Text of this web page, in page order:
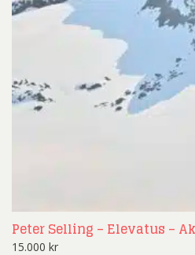
Peter Selling – Elevatus –
15.000 kr